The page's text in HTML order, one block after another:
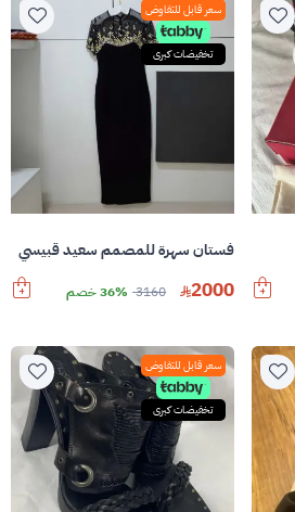
سعر قابل للتفاوض
تخفيضات كبرى
فستان سهرة للمصمم سعيد قبيسي
2000
3160 36% خصم
سعر قابل للتفاوض
تخفيضات كبرى